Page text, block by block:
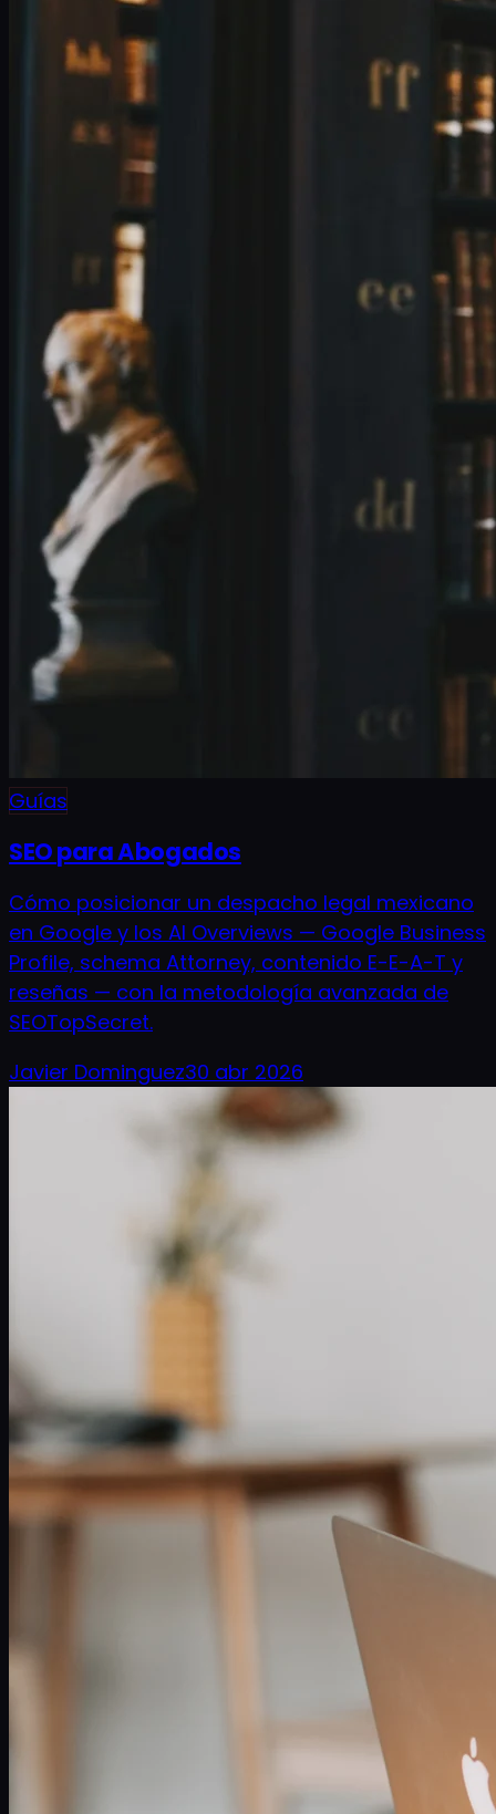
Guías
SEO para Abogados
Cómo posicionar un despacho legal mexicano
en Google y los AI Overviews — Google Business
Profile, schema Attorney, contenido E-E-A-T y
reseñas — con la metodología avanzada de
SEOTopSecret.
Javier Dominguez30 abr 2026